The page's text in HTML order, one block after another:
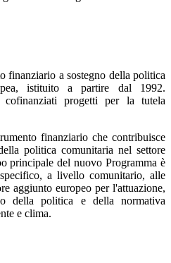
finanziario a sostegno della politica
istituito a partire dal 1992.
progetti per la tutela
finanziario che contribuisce
politica comunitaria nel settore
principale del nuovo Programma è
a livello comunitario, alle
aggiunto europeo per l'attuazione,
della politica e della normativa
e clima.